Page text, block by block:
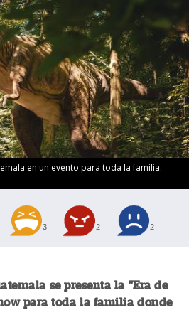
en un evento para toda la familia.
3 2 2
se presenta la "Era de
para toda la familia donde